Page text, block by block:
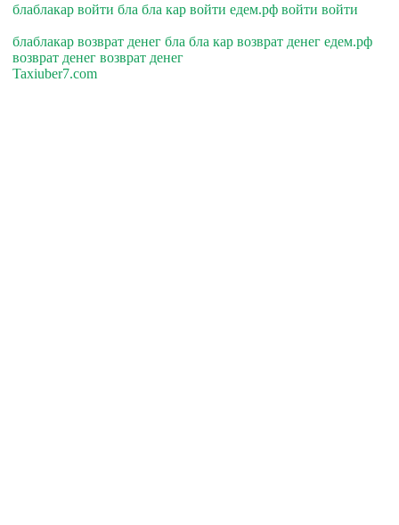
блаблакар войти бла бла кар войти едем.рф войти войти
блаблакар возврат денег бла бла кар возврат денег едем.рф
возврат денег возврат денег
Taxiuber7.com